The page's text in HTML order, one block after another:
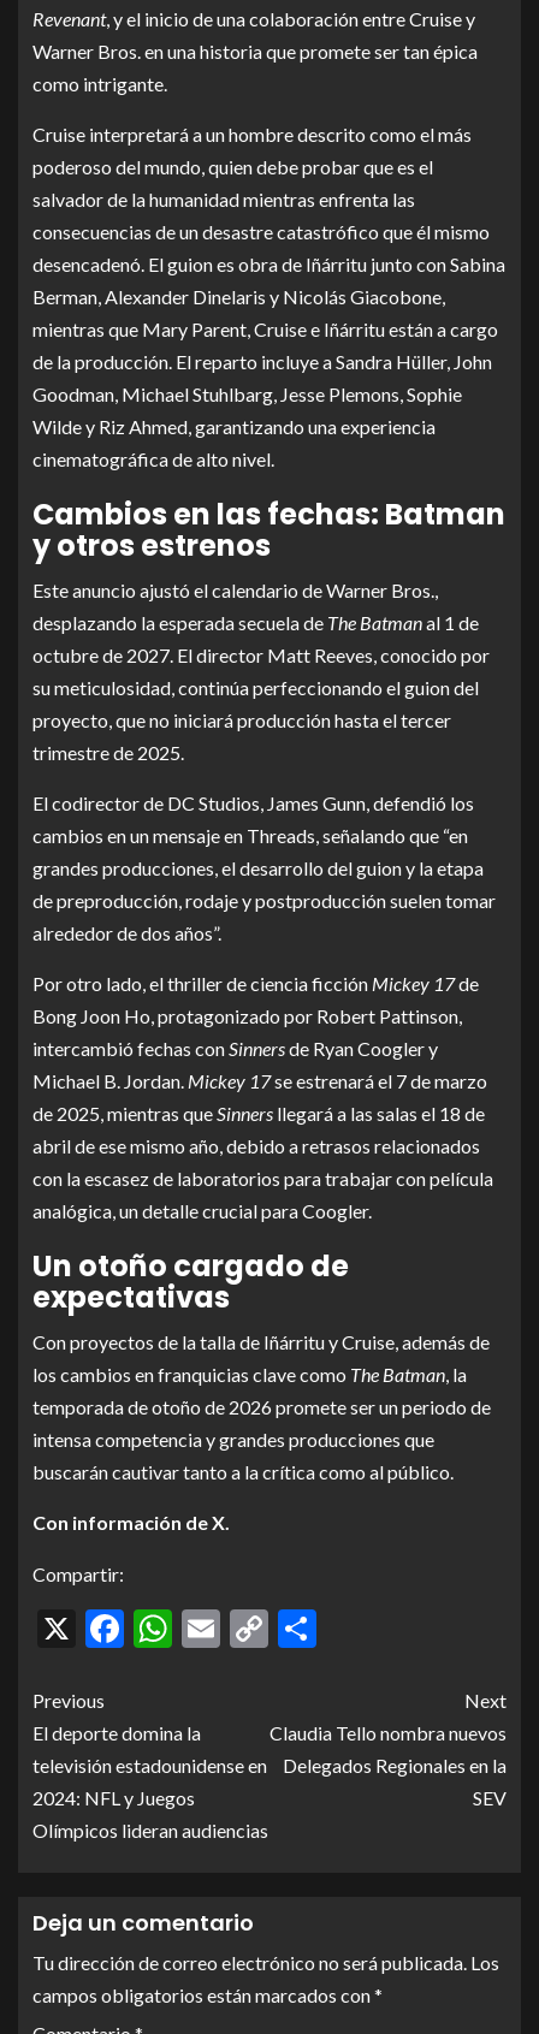
Revenant, y el inicio de una colaboración entre Cruise y
Warner Bros. en una historia que promete ser tan épica
como intrigante.
Cruise interpretará a un hombre descrito como el más
poderoso del mundo, quien debe probar que es el
salvador de la humanidad mientras enfrenta las
consecuencias de un desastre catastrófico que él mismo
desencadenó. El guion es obra de Iñárritu junto con Sabina
Berman, Alexander Dinelaris y Nicolás Giacobone,
mientras que Mary Parent, Cruise e Iñárritu están a cargo
de la producción. El reparto incluye a Sandra Hüller, John
Goodman, Michael Stuhlbarg, Jesse Plemons, Sophie
Wilde y Riz Ahmed, garantizando una experiencia
cinematográfica de alto nivel.
Cambios en las fechas: Batman
y otros estrenos
Este anuncio ajustó el calendario de Warner Bros.,
desplazando la esperada secuela de The Batmanal 1 de
octubre de 2027. El director Matt Reeves, conocido por
su meticulosidad, continúa perfeccionando el guion del
proyecto, que no iniciará producción hasta el tercer
trimestre de 2025.
El codirector de DC Studios, James Gunn, defendió los
cambios en un mensaje en Threads, señalando que “en
grandes producciones, el desarrollo del guion y la etapa
de preproducción, rodaje y postproducción suelen tomar
alrededor de dos años”.
Por otro lado, el thriller de ciencia ficción Mickey 17de
Bong Joon Ho, protagonizado por Robert Pattinson,
intercambió fechas conSinnersde Ryan Coogler y
Michael B. Jordan. Mickey 17se estrenará el 7 de marzo
de 2025, mientras queSinners llegará a las salas el 18 de
abril de ese mismo año, debido a retrasos relacionados
con la escasez de laboratorios para trabajar con película
analógica, un detalle crucial para Coogler.
Un otoño cargado de
expectativas
Con proyectos de la talla de Iñárritu y Cruise, además de
los cambios en franquicias clave como The Batman, la
temporada de otoño de 2026 promete ser un periodo de
intensa competencia y grandes producciones que
buscarán cautivar tanto a la crítica como al público.
Con información de X.
Compartir:
X Facebook
WhatsApp
Email
Copy
Previous
El deporte domina la
televisión estadounidense en
2024: NFL y Juegos
Olímpicos lideran audiencias
Next
Claudia Tello nombra nuevos
Delegados Regionales en la
SEV
Deja un comentario
Tu dirección de correo electrónico no será publicada. Los
campos obligatorios están marcados con*